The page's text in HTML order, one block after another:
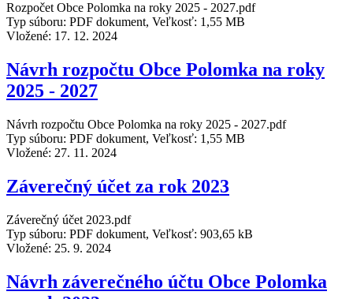
Rozpočet Obce Polomka na roky 2025 - 2027.pdf
Typ súboru: PDF dokument, Veľkosť: 1,55 MB
Vložené: 17. 12. 2024
Návrh rozpočtu Obce Polomka na roky
2025 - 2027
Návrh rozpočtu Obce Polomka na roky 2025 - 2027.pdf
Typ súboru: PDF dokument, Veľkosť: 1,55 MB
Vložené: 27. 11. 2024
Záverečný účet za rok 2023
Záverečný účet 2023.pdf
Typ súboru: PDF dokument, Veľkosť: 903,65 kB
Vložené: 25. 9. 2024
Návrh záverečného účtu Obce Polomka